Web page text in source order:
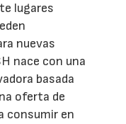
lugares
nuevas
nace con una
basada
oferta de
consumir en